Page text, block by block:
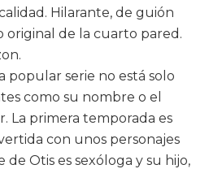
Hilarante, de guión
de la cuarto pared.
popular serie no está solo
como su nombre o el
La primera temporada es
con unos personajes
Otis es sexóloga y su hijo,